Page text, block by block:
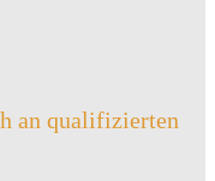
an qualifizierten